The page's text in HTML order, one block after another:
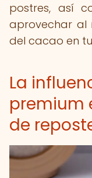
postres, así
aprovechar al
del cacao en
La
premium
de